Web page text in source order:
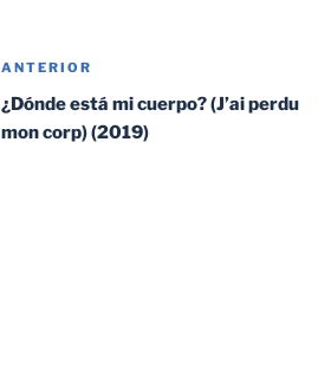
Navegación
de
entradas
Entrada
anterior:
ANTERIOR
¿Dónde está mi cuerpo? (J’ai perdu
mon corp) (2019)